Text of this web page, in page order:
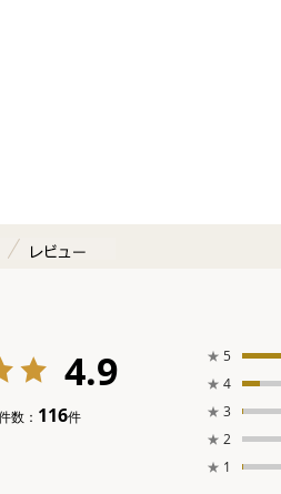
4.9
数： 116件
★ 5
★ 4
★ 3
★ 2
★ 1